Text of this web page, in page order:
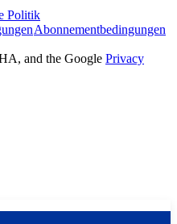
Politik
Abonnementbedingungen
and the Google Privacy